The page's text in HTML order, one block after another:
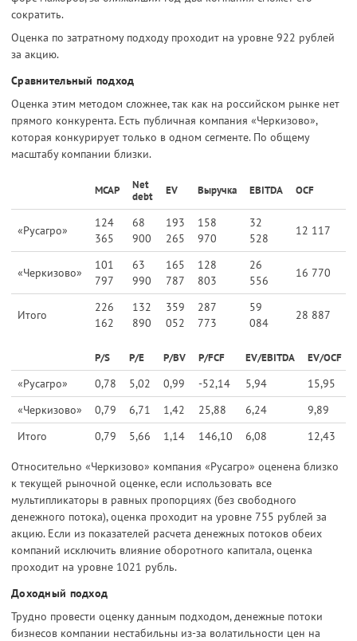
сократить.
Оценка по затратному подходу проходит на уровне 922 рублей
за акцию.
Сравнительный подход
Оценка этим методом сложнее, так как на российском рынке нет
прямого конкурента. Есть публичная компания «Черкизово»,
которая конкурирует только в одном сегменте. По общему
масштабу компании близки.
MCAP
Net
debt
EV Выручка EBITDA OCF
«Русагро»
124
365
68
900
193
265
158
970
32
528
12 117
«Черкизово»
101
797
63
990
165
787
128
803
26
556
16 770
Итого
226
162
132
890
359
052
287
773
59
084
28 887
P/S P/E P/BV P/FCF EV/EBITDA EV/OCF
«Русагро» 0,78 5,02 0,99 -52,14 5,94
15,95
«Черкизово»
0,79 6,71 1,42 25,88 6,24
9,89
Итого
0,79 5,66 1,14 146,10 6,08 12,43
Относительно «Черкизово» компания «Русагро» оценена близко
к текущей рыночной оценке, если использовать все
мультипликаторы в равных пропорциях (без свободного
денежного потока), оценка проходит на уровне 755 рублей за
акцию. Если из показателей расчета денежных потоков обеих
компаний исключить влияние оборотного капитала, оценка
проходит на уровне 1021 рубль.
Доходный подход
Трудно провести оценку данным подходом, денежные потоки
бизнесов компании нестабильны из-за волатильности цен на